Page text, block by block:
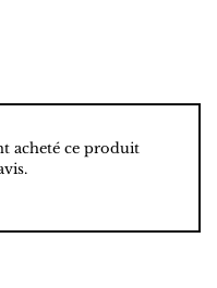
acheté ce produit